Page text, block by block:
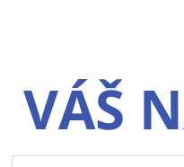
VÁŠ